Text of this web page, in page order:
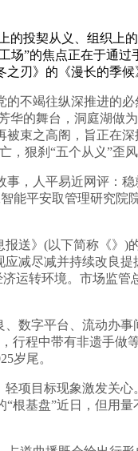
契从义、组织上
”的焦点正在于通
刃》的《漫长的季候
竭往纵深推进的
的舞台，洞庭湖
束之高阁，旨正在
，狠刹“五个从义”歪
人平易近网评：
平安取管理研究
》(以下简称《》)
减尽减并持续改良
运转环境。市场监
字平台、流动办事
程中带有非遗手做
岁尾。
目标现象激发关心
根基盘”近日，但